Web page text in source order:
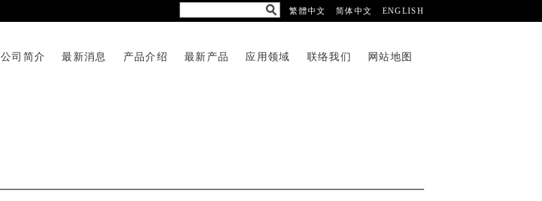
公司简介 最新消息 产品介绍 最新产品 应用领域 联络我们 网站地图
繁體中文 简体中文 ENGLISH